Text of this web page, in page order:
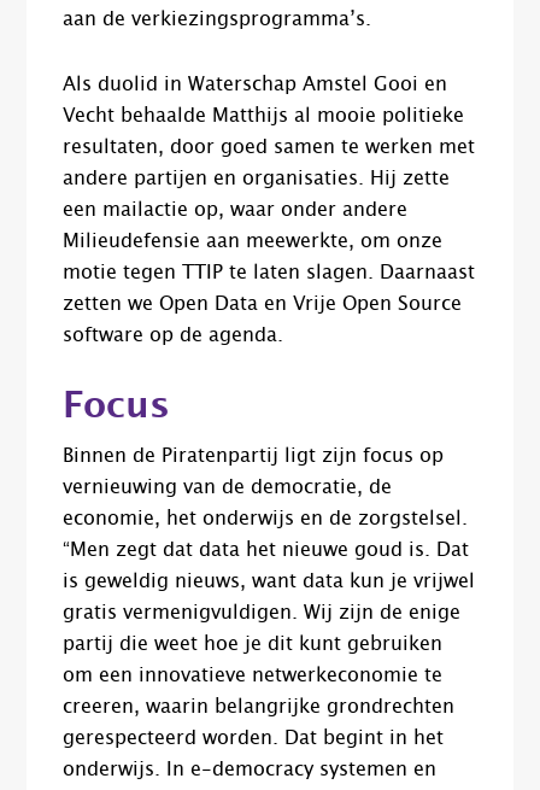
aan de verkiezingsprogramma’s.
Als duolid in Waterschap Amstel Gooi en
Vecht behaalde Matthijs al mooie politieke
resultaten, door goed samen te werken met
andere partijen en organisaties. Hij zette
een mailactie op, waar onder andere
Milieudefensie aan meewerkte, om onze
motie tegen TTIP te laten slagen. Daarnaast
zetten we Open Data en Vrije Open Source
software op de agenda.
Focus
Binnen de Piratenpartij ligt zijn focus op
vernieuwing van de democratie, de
economie, het onderwijs en de zorgstelsel.
“Men zegt dat data het nieuwe goud is. Dat
is geweldig nieuws, want data kun je vrijwel
gratis vermenigvuldigen. Wij zijn de enige
partij die weet hoe je dit kunt gebruiken
om een innovatieve netwerkeconomie te
creeren, waarin belangrijke grondrechten
gerespecteerd worden. Dat begint in het
onderwijs. In e-democracy systemen en